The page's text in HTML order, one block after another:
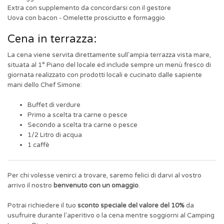
Extra con supplemento da concordarsi con il gestore
Uova con bacon - Omelette prosciutto e formaggio
Cena in terrazza:
La cena viene servita direttamente sull'ampia terrazza vista mare,
situata al 1° Piano del locale ed include sempre un menù fresco di
giornata realizzato con prodotti locali e cucinato dalle sapiente
mani dello Chef Simone:
Buffet di verdure
Primo a scelta tra carne o pesce
Secondo a scelta tra carne o pesce
1/2 Litro di acqua
1 caffè
Per chi volesse venirci a trovare, saremo felici di darvi al vostro
arrivo il nostro benvenuto con un omaggio.
Potrai richiedere il tuo sconto speciale del valore del 10%da
usufruire durante l'aperitivo o la cena mentre soggiorni al Camping